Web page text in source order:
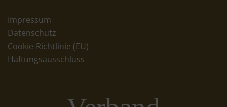
Impressum
Datenschutz
Cookie-Richtlinie (EU)
Haftungsausschluss